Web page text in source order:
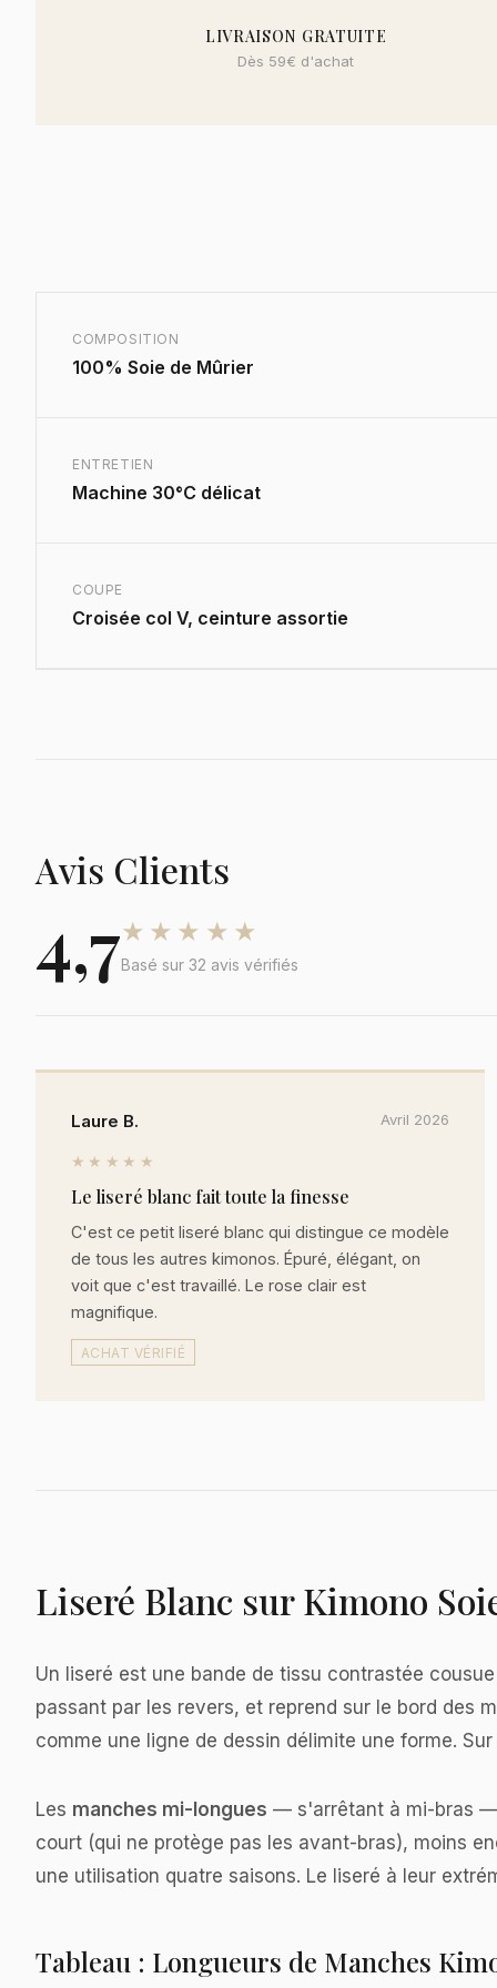
LIVRAISON GRATUITE
Dès 59€ d'achat
COMPOSITION
100% Soie de Mûrier
ENTRETIEN
Machine 30°C délicat
COUPE
Croisée col V, ceinture assortie
Avis Clients
4,7★★★★★
Basé sur 32 avis vérifiés
Laure B. Avril 2026
★★★★★
Le liseré blanc fait toute la finesse
C'est ce petit liseré blanc qui distingue ce modèle
de tous les autres kimonos. Épuré, élégant, on
voit que c'est travaillé. Le rose clair est
magnifique.
ACHAT VÉRIFIÉ
Liseré Blanc sur Kimono
Un liseré est une bande de tissu contrastée
passant par les revers, et reprend sur le bord des
comme une ligne de dessin délimite une forme.
Les manches mi-longues — s'arrêtant à mi-bras —
court (qui ne protège pas les avant-bras), moins
une utilisation quatre saisons. Le liseré à leur
Tableau : Longueurs de Manches